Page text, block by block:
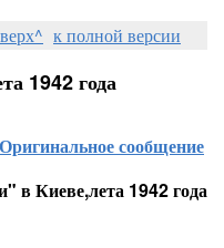
к полной версии
1942 года
Оригинальное сообщение
в Киеве,лета 1942 года